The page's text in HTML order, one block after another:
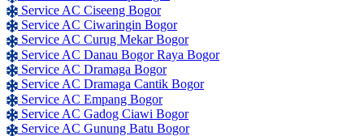
Service AC Ciseeng Bogor
Service AC Ciwaringin Bogor
Service AC Curug Mekar Bogor
Service AC Danau Bogor Raya Bogor
Service AC Dramaga Bogor
Service AC Dramaga Cantik Bogor
Service AC Empang Bogor
Service AC Gadog Ciawi Bogor
Service AC Gunung Batu Bogor